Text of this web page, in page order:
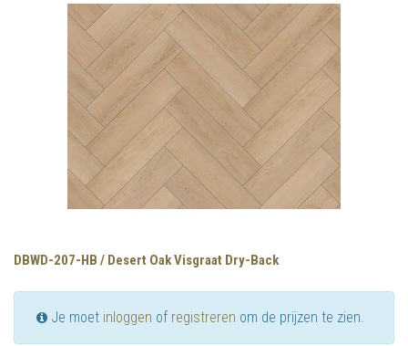
DBWD-207-HB / Desert Oak Visgraat Dry-Back
Je moet inloggen of registreren om de prijzen te zien.